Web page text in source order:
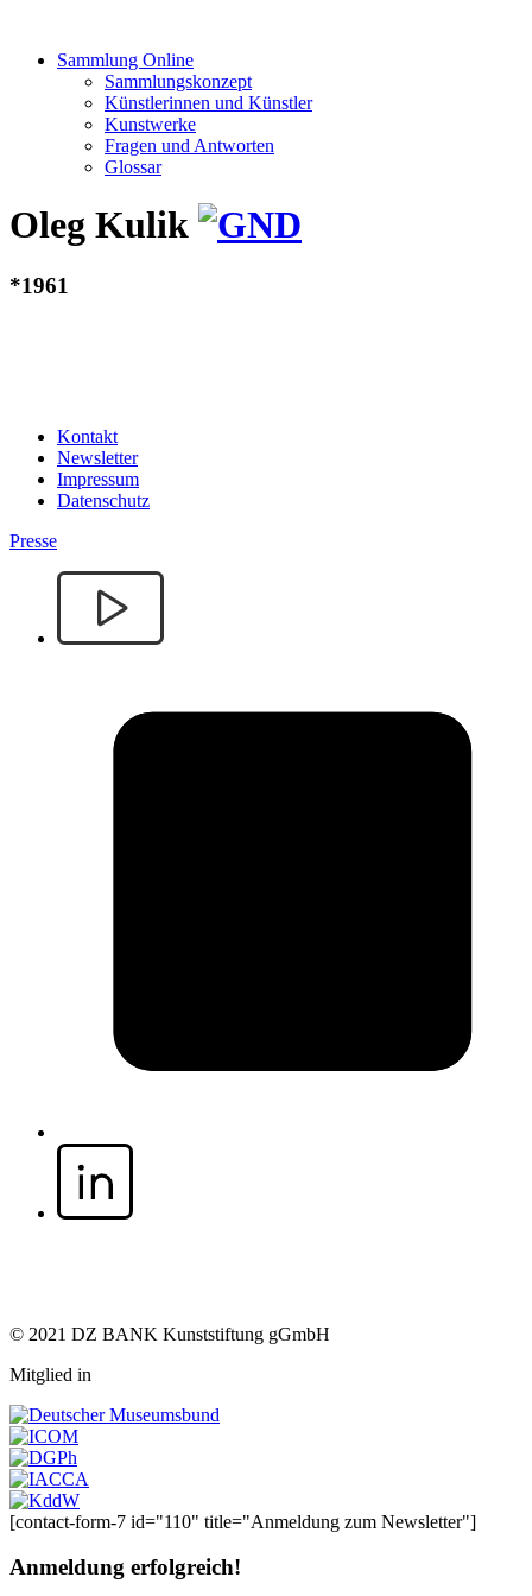
Sammlung Online
Sammlungskonzept
Künstlerinnen und Künstler
Kunstwerke
Fragen und Antworten
Glossar
Oleg Kulik
*1961
Kontakt
Newsletter
Impressum
Datenschutz
Presse
© 2021 DZ BANK Kunststiftung gGmbH
Mitglied in
[contact-form-7 id="110" title="Anmeldung zum Newsletter"]
Anmeldung erfolgreich!